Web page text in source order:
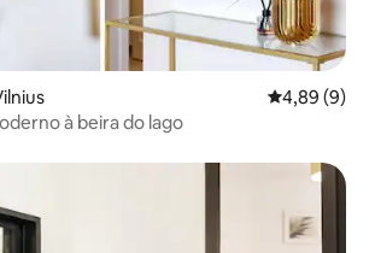
4,89 de uma
4,89 (9)
à beira do lago